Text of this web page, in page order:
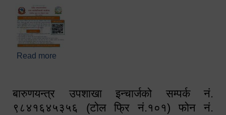
Read more
बारुणयन्त्र उपशाखा इन्चार्जको सम्पर्क नं.
९८४१६४५३५६ (टोल फ्रि नं.१०१) फोन नं.